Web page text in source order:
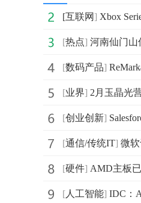
[互联网 ] Xbox Series X主机
[热点] 河南仙门山仰韶古村80
[数码产品] ReMarkable发布
[业界] 2月玉晶光营收
[创业创新] Salesforce推出
[通信/传统IT] 微软于宣布
[硬件] AMD主板已初步支持24/
[ 人工智能] IDC：AI相关产